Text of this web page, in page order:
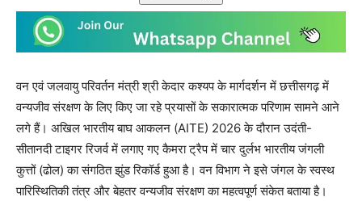
वन एवं जलवायु परिवर्तन मंत्री श्री केदार कश्यप के मार्गदर्शन में छत्तीसगढ़ में
वन्यजीव संरक्षण के लिए किए जा रहे प्रयासों के सकारात्मक परिणाम सामने आने
लगे हैं। अखिल भारतीय बाघ आकलन (AITE) 2026 के दौरान उदंती-
सीतानदी टाइगर रिजर्व में लगाए गए कैमरा ट्रैप में चार दुर्लभ भारतीय जंगली
कुत्तों (ढोल) का संगठित झुंड रिकॉर्ड हुआ है। वन विभाग ने इसे जंगल के स्वस्थ
पारिस्थितिकी तंत्र और बेहतर वन्यजीव संरक्षण का महत्वपूर्ण संकेत बताया है।